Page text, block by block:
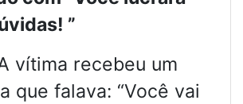
”
vítima recebeu um
que falava: “Você vai